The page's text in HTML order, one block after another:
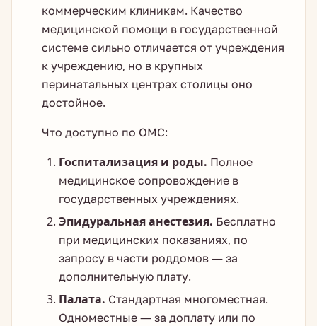
коммерческим клиникам. Качество
медицинской помощи в государственной
системе сильно отличается от учреждения
к учреждению, но в крупных
перинатальных центрах столицы оно
достойное.
Что доступно по ОМС:
Госпитализация и роды. Полное
медицинское сопровождение в
государственных учреждениях.
Эпидуральная анестезия. Бесплатно
при медицинских показаниях, по
запросу в части роддомов — за
дополнительную плату.
Палата. Стандартная многоместная.
Одноместные — за доплату или по